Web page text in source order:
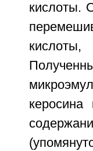
кислоты.